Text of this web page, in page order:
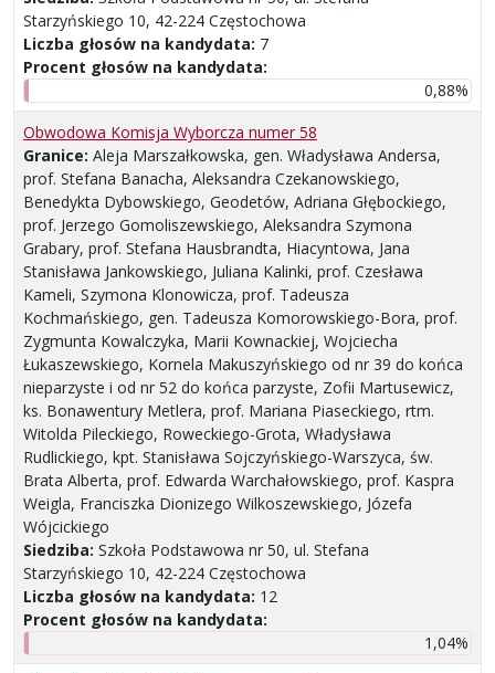
Starzyńskiego 10, 42-224 Częstochowa
Liczba głosów na kandydata: 7
Procent głosów na kandydata:
0,88%
Obwodowa Komisja Wyborcza numer 58
Granice: Aleja Marszałkowska, gen. Władysława Andersa,
prof. Stefana Banacha, Aleksandra Czekanowskiego,
Benedykta Dybowskiego, Geodetów, Adriana Głębockiego,
prof. Jerzego Gomoliszewskiego, Aleksandra Szymona
Grabary, prof. Stefana Hausbrandta, Hiacyntowa, Jana
Stanisława Jankowskiego, Juliana Kalinki, prof. Czesława
Kameli, Szymona Klonowicza, prof. Tadeusza
Kochmańskiego, gen. Tadeusza Komorowskiego-Bora, prof.
Zygmunta Kowalczyka, Marii Kownackiej, Wojciecha
Łukaszewskiego, Kornela Makuszyńskiego od nr 39 do końca
nieparzyste i od nr 52 do końca parzyste, Zofii Martusewicz,
ks. Bonawentury Metlera, prof. Mariana Piaseckiego, rtm.
Witolda Pileckiego, Roweckiego-Grota, Władysława
Rudlickiego, kpt. Stanisława Sojczyńskiego-Warszyca, św.
Brata Alberta, prof. Edwarda Warchałowskiego, prof. Kaspra
Weigla, Franciszka Dionizego Wilkoszewskiego, Józefa
Wójcickiego
Siedziba: Szkoła Podstawowa nr 50, ul. Stefana
Starzyńskiego 10, 42-224 Częstochowa
Liczba głosów na kandydata: 12
Procent głosów na kandydata:
1,04%